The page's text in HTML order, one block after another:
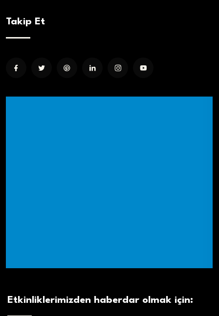
Takip Et
Etkinliklerimizden haberdar olmak için: